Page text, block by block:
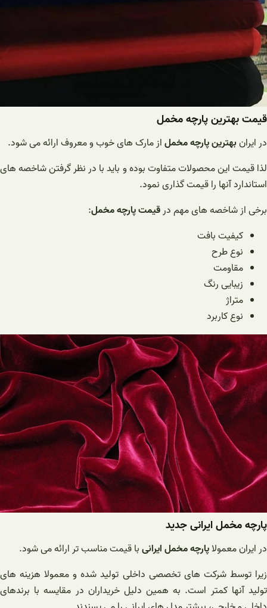
قیمت بهترین پارچه مخمل
در ایرانبهترین پارچه مخملاز مارک های خوب و معروف ارائه می شود.
لذا قیمت این محصولات متفاوت بوده و باید با در نظر گرفتن شاخصه های
استاندارد آنها را قیمت گذاری نمود.
برخی از شاخصه های مهم درقیمت پارچه مخمل:
کیفیت بافت
نوع طرح
مقاومت
زیبایی رنگ
متراژ
نوع کاربرد
پارچه مخمل ایرانی جدید
در ایران معمولاپارچه مخمل ایرانیبا قیمت مناسب تر ارائه می شود.
زیرا توسط شرکت های تخصصی داخلی تولید شده و معمولا هزینه های
تولید آنها کمتر است. به همین دلیل خریداران در مقایسه با برندهای